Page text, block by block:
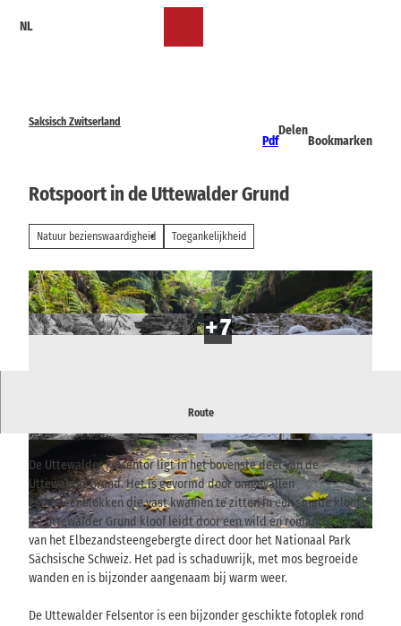
NL
Saksisch Zwitserland
Pdf
Delen
Bookmarken
Rotspoort in de Uttewalder Grund
Natuur bezienswaardigheid Toegankelijkheid
© viawww.saechsische-schweiz.de, Philipp Zieger |CC-BY
www.saechsische-schweiz.de, Sammlung
U.u.D. Hasse, Nationalpark Sächsische Schweiz
|CC-BY-NC-ND
© Yvonne Brückner, Tourismusverband Sächsis
che Schweiz
Route
Een betoverende rotsformatie die vaak een inspiratiebron is
De Uttewalder Felsentor ligt in het bovenste deel van de
Uttewalder Grund. Het is gevormd door omgevallen
zandsteenblokken die vast kwamen te zitten in een smalle kloof.
De Uttewalder Grund kloof leidt door een wild en romantisch deel
van het Elbezandsteengebergte direct door het Nationaal Park
Sächsische Schweiz. Het pad is schaduwrijk, met mos begroeide
wanden en is bijzonder aangenaam bij warm weer.
De Uttewalder Felsentor is een bijzonder geschikte fotoplek rond